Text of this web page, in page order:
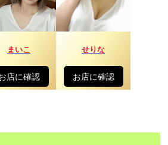
まいこ
店に確認
せりな
お店に確認